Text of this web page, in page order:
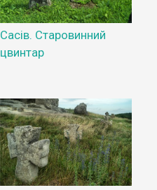
Сасів. Старовинний
цвинтар